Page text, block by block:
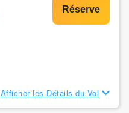
Afficher les Détails du Vol